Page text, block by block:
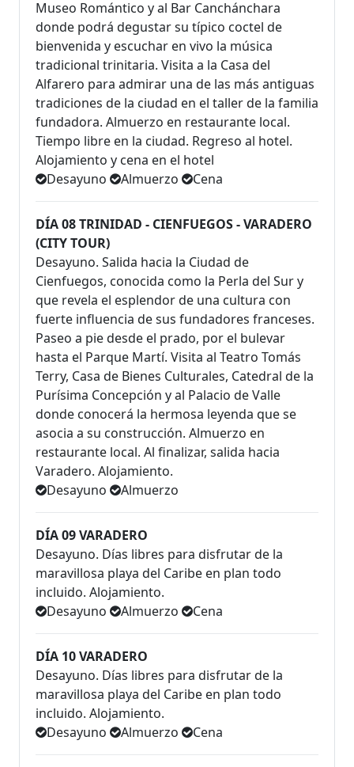
Museo Romántico y al Bar Canchánchara
donde podrá degustar su típico coctel de
bienvenida y escuchar en vivo la música
tradicional trinitaria. Visita a la Casa del
Alfarero para admirar una de las más antiguas
tradiciones de la ciudad en el taller de la familia
fundadora. Almuerzo en restaurante local.
Tiempo libre en la ciudad. Regreso al hotel.
Alojamiento y cena en el hotel
Desayuno
Almuerzo Cena
DÍA 08 TRINIDAD - CIENFUEGOS - VARADERO
(CITY TOUR)
Desayuno. Salida hacia la Ciudad de
Cienfuegos, conocida como la Perla del Sur y
que revela el esplendor de una cultura con
fuerte influencia de sus fundadores franceses.
Paseo a pie desde el prado, por el bulevar
hasta el Parque Martí. Visita al Teatro Tomás
Terry, Casa de Bienes Culturales, Catedral de la
Purísima Concepción y al Palacio de Valle
donde conocerá la hermosa leyenda que se
asocia a su construcción. Almuerzo en
restaurante local. Al finalizar, salida hacia
Varadero. Alojamiento.
Desayuno
Almuerzo
DÍA 09 VARADERO
Desayuno. Días libres para disfrutar de la
maravillosa playa del Caribe en plan todo
incluido. Alojamiento.
Desayuno
Almuerzo Cena
DÍA 10 VARADERO
Desayuno. Días libres para disfrutar de la
maravillosa playa del Caribe en plan todo
incluido. Alojamiento.
Desayuno
Almuerzo Cena